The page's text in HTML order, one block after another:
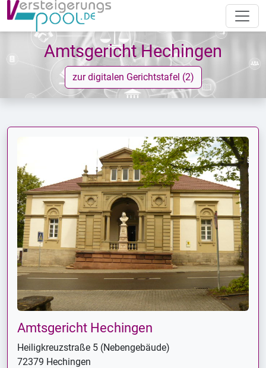
Amtsgericht Hechingen
zur digitalen Gerichtstafel (2)
Amtsgericht Hechingen
Heiligkreuzstraße 5 (Nebengebäude)
72379 Hechingen